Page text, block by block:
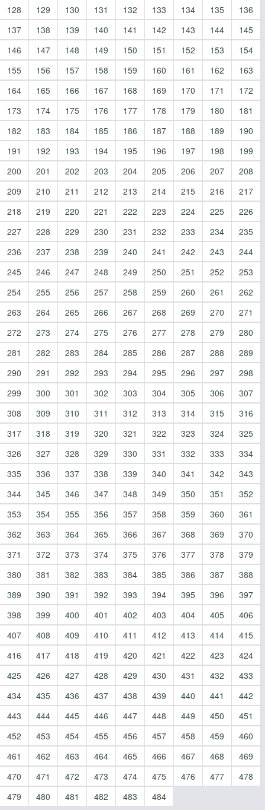
128
129 130 131 132 133 134 135
136
137
138 139 140 141 142 143 144
145
146
147 148 149 150 151 152 153
154
155
156 157 158 159 160 161 162
163
164
165 166 167 168 169 170 171
172
173
174 175 176 177 178 179 180
181
182
183 184 185 186 187 188 189
190
191
192 193 194 195 196 197 198
199
200
201 202 203 204 205 206 207
208
209
210 211 212 213 214 215 216
217
218
219 220 221 222 223 224 225
226
227
228 229 230 231 232 233 234
235
236
237 238 239 240 241 242 243
244
245
246 247 248 249 250 251 252
253
254
255 256 257 258 259 260 261
262
263
264 265 266 267 268 269 270
271
272
273 274 275 276 277 278 279
280
281
282 283 284 285 286 287 288
289
290
291 292 293 294 295 296 297
298
299
300 301 302 303 304 305 306
307
308
309 310 311 312 313 314 315
316
317
318 319 320 321 322 323 324
325
326
327 328 329 330 331 332 333
334
335
336 337 338 339 340 341 342
343
344
345 346 347 348 349 350 351
352
353
354 355 356 357 358 359 360
361
362
363 364 365 366 367 368 369
370
371
372 373 374 375 376 377 378
379
380
381 382 383 384 385 386 387
388
389
390 391 392 393 394 395 396
397
398
399 400 401 402 403 404 405
406
407
408 409 410 411 412 413 414
415
416
417 418 419 420 421 422 423
424
425
426 427 428 429 430 431 432
433
434
435 436 437 438 439 440 441
442
443
444 445 446 447 448 449 450
451
452
453 454 455 456 457 458 459
460
461
462 463 464 465 466 467 468
469
470
471 472 473 474 475 476 477
478
479
480 481 482 483 484